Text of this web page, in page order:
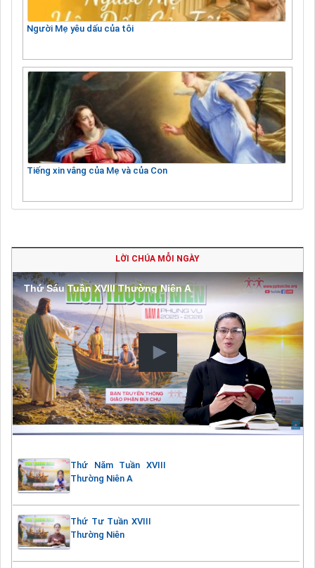
Người Mẹ yêu dấu của tôi
Tiếng xin vâng của Mẹ và của Con
LỜI CHÚA MỖI NGÀY
Thứ Sáu Tuần XVIII Thường Niên A
Thứ Năm Tuần XVIII
Thường Niên A
Thứ Tư Tuần XVIII
Thường Niên